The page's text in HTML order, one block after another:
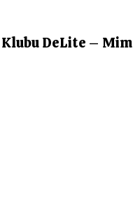
DeLite –